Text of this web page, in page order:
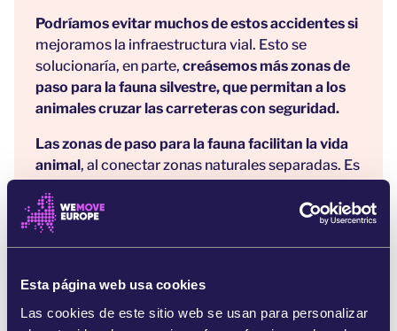
Esta página web usa cookies
Las cookies de este sitio web se usan para personalizar
Podríamos evitar muchos de estos accidentes si
mejoramos la infraestructura vial. Esto se
solucionaría, en parte, creásemos más zonas de
paso para la fauna silvestre, que permitan a los
animales cruzar las carreteras con seguridad.
Las zonas de paso para la fauna facilitan la vida
animal, al conectar zonas naturales separadas. Es
animales puedan encontrar alimento y pareja, y
aumentar su número [4].
aumentan significativamente la seguridad de las
carreteras para las personas.La creación de